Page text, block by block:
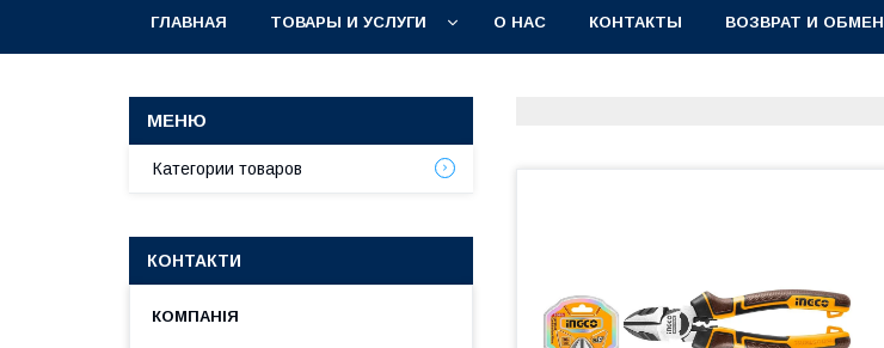
ГЛАВНАЯ ТОВАРЫ И УСЛУГИ О НАС КОНТАКТЫ ВОЗВРАТ И ОБМЕН
Категории товаров
КОНТАКТИ